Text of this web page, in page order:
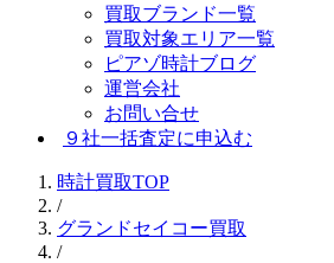
買取ブランド一覧
買取対象エリア一覧
ピアゾ時計ブログ
運営会社
お問い合せ
９社一括査定に申込む
時計買取TOP
/
グランドセイコー買取
/